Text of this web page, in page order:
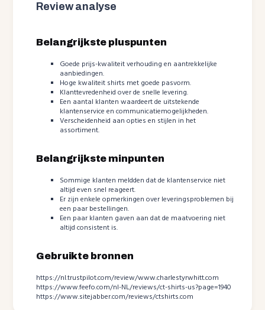
Review analyse
Belangrijkste pluspunten
Goede prijs-kwaliteit verhouding en aantrekkelijke
aanbiedingen.
Hoge kwaliteit shirts met goede pasvorm.
Klanttevredenheid over de snelle levering.
Een aantal klanten waardeert de uitstekende
klantenservice en communicatiemogelijkheden.
Verscheidenheid aan opties en stijlen in het
assortiment.
Belangrijkste minpunten
Sommige klanten meldden dat de klantenservice niet
altijd even snel reageert.
Er zijn enkele opmerkingen over leveringsproblemen bij
een paar bestellingen.
Een paar klanten gaven aan dat de maatvoering niet
altijd consistent is.
Gebruikte bronnen
https://nl.trustpilot.com/review/www.charlestyrwhitt.com
https://www.feefo.com/nl-NL/reviews/ct-shirts-us?page=1940
https://www.sitejabber.com/reviews/ctshirts.com